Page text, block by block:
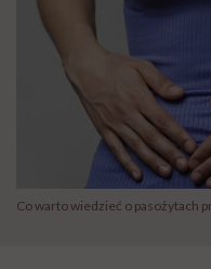
Co warto wiedzieć o pasożytach